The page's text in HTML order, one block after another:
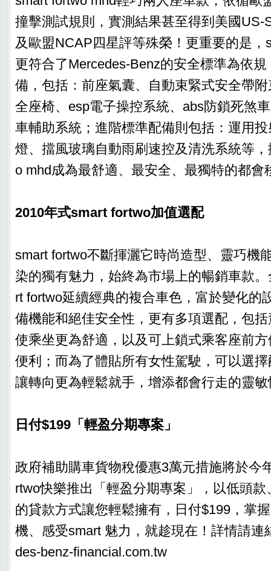
撞擊測試規則，實測結果甚至得到美國US-
及歐盟NCAP四星評等殊榮！更重要的是，
更符合了Mercedes-Benz的安全標準為依
備，包括：前座氣囊、自動束緊式安全帶
全座椅、esp電子操控系統、abs防鎖死煞
車輔助系統；進階標準配備則包括：運用
燈、擋風玻璃自動雨刷速控及清洗系統等
o mhd成為最舒適、最安全、最獨特的都會
2010年式smart fortwo加值選配
smart fortwo不斷揮灑它時尚造型、靈巧機
染的獨有魅力，始終為市場上的暢銷車款
rt fortwo延續經典的複合車色，富於變化的
備機能和絕佳安全性，更有多項選配，包
使乘坐更為舒適，以及可上鎖式乘客座前
便利；而為了體貼所有女性駕駛，可以選
讓轉向更為輕鬆就手，增添都會行走的靈
日付$199「輕盈分期專案」
政府補助購車貨物稅優惠3萬元措施將於今
rtwo快樂推出「輕盈分期專案」，以低頭
的貸款方式讓您輕鬆擁有，日付$199，掌
機、感受smart 魅力，就趁現在！詳情請連
des-benz-financial.com.tw